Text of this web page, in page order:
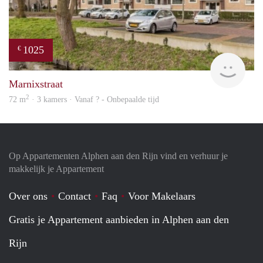
€ 1025
Marnixstraat
72 m2 · 3 kamers · Vanaf ? - Onbepaalde tijd
Op Appartementen Alphen aan den Rijn vind en verhuur je
makkelijk je Appartement
Over ons Contact Faq
Voor Makelaars
Gratis je Appartement aanbieden in Alphen aan den
Rijn